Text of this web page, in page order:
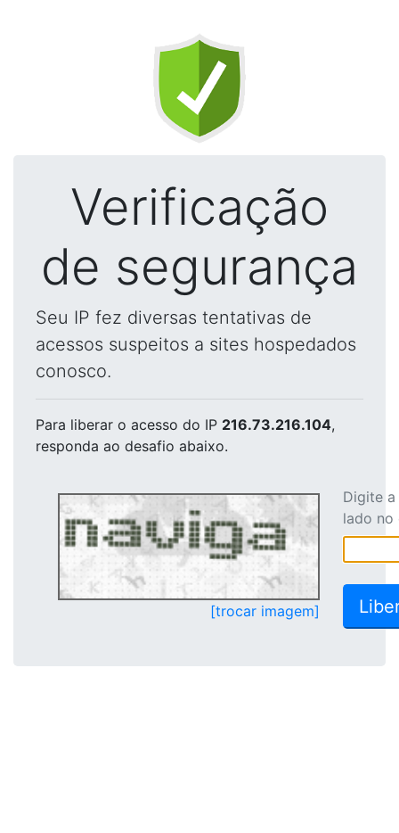
Verificação
de segurança
Seu IP fez diversas tentativas de
acessos suspeitos a sites hospedados
conosco.
Para liberar o acesso do IP 216.73.216.104,
responda ao desafio abaixo.
[trocar imagem]
Digite
lado no